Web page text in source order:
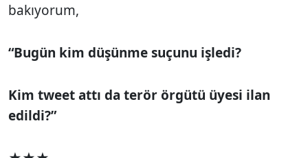
bakıyorum,
“Bugün kim düşünme suçunu işledi?
Kim tweet attı da terör örgütü üyesi ilan
edildi?”